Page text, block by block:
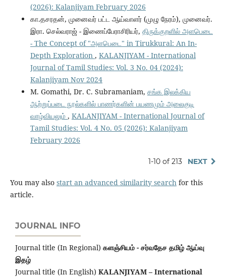
(2026): Kalanjiyam February 2026
கா.தசரதன், முனைவர் பட்ட ஆய்வாளர் (முழு நேரம்), முனைவர்.
இரா. செல்வராஜ் - இணைப்பேராசிரியர், திருக்குறளில் அளபெடை
- The Concept of "அளபெடை" in Tirukkural: An In-
Depth Exploration , KALANJIYAM - International
Journal of Tamil Studies: Vol. 3 No. 04 (2024):
Kalanjiyam Nov 2024
M. Gomathi, Dr. C. Subramaniam, சங்க இலக்கிய
ஆற்றுப்படை நூல்களில் பாணர்களின் பயணமும் அலைகுடி
வாழ்வியலும் , KALANJIYAM - International Journal of
Tamil Studies: Vol. 4 No. 05 (2026): Kalanjiyam
February 2026
1-10 of 213 NEXT
You may also start an advanced similarity search for this
article.
JOURNAL INFO
Journal title (In Regional) களஞ்சியம் - சர்வதேச தமிழ் ஆய்வு
இதழ்
Journal title (In English) KALANJIYAM – International